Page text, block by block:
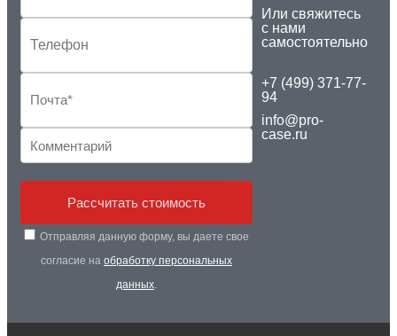
Рассчитать стоимость
Отправляя данную форму, вы даете свое
согласие на обработку персональных
данных.
Или свяжитесь
с нами
самостоятельно
+7 (499) 371-77-
94
info@pro-
case.ru